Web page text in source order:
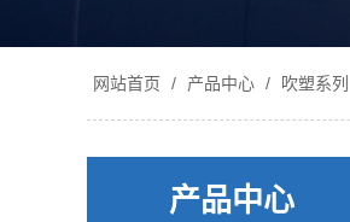
网站首页 / 产品中心 / 吹塑系列
产品中心